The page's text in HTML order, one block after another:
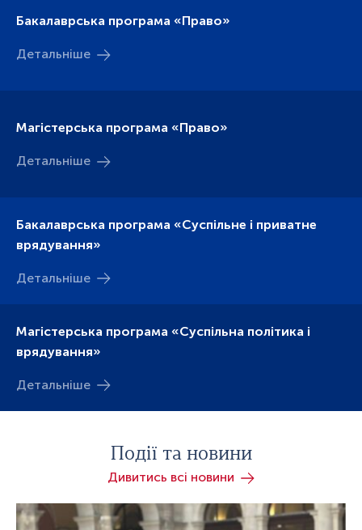
Бакалаврська програма «Право»
Детальніше
Магістерська програма «Право»
Детальніше
Бакалаврська програма «Суспільне і приватне
врядування»
Детальніше
Магістерська програма «Суспільна політика і
врядування»
Детальніше
Події та новини
Дивитись всі новини